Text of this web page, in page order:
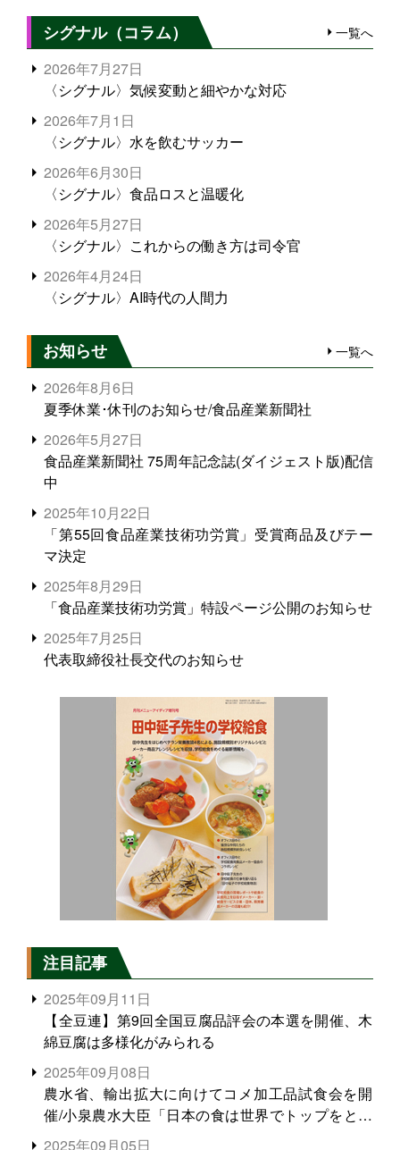
シグナル（コラム） 一覧へ
2026年7月27日
〈シグナル〉気候変動と細やかな対応
2026年7月1日
〈シグナル〉水を飲むサッカー
2026年6月30日
〈シグナル〉食品ロスと温暖化
2026年5月27日
〈シグナル〉これからの働き方は司令官
2026年4月24日
〈シグナル〉AI時代の人間力
お知らせ 一覧へ
2026年8月6日
夏季休業･休刊のお知らせ/食品産業新聞社
2026年5月27日
食品産業新聞社 75周年記念誌(ダイジェスト版)配信
中
2025年10月22日
「第55回食品産業技術功労賞」受賞商品及びテー
マ決定
2025年8月29日
「食品産業技術功労賞」特設ページ公開のお知らせ
2025年7月25日
代表取締役社長交代のお知らせ
注目記事
2025年09月11日
【全豆連】第9回全国豆腐品評会の本選を開催、木
綿豆腐は多様化がみられる
2025年09月08日
農水省、輸出拡大に向けてコメ加工品試食会を開
催/小泉農水大臣「日本の食は世界でトップをとれ
る。米増産に向けて、米輸出需要の拡大を」
2025年09月05日